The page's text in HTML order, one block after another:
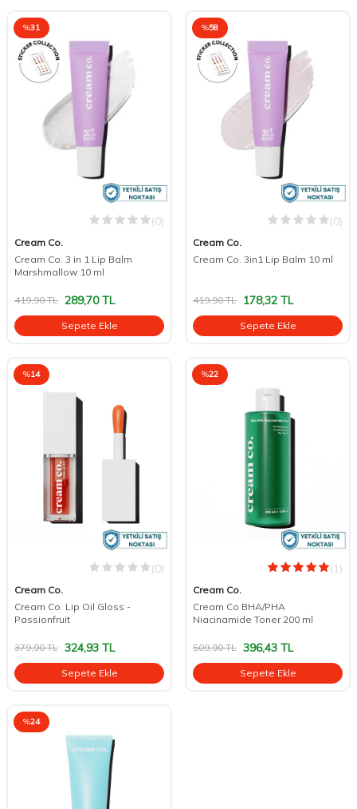
%31
(0)
Cream Co.
Cream Co. 3 in 1 Lip Balm
Marshmallow 10 ml
419,90TL 289,70TL
Sepete Ekle
%58
(0)
Cream Co.
Cream Co. 3in1 Lip Balm 10 ml
419,90TL 178,32 TL
Sepete Ekle
%14
(0)
Cream Co.
Cream Co. Lip Oil Gloss -
Passionfruit
379,90TL 324,93 TL
Sepete Ekle
%22
(1)
Cream Co.
Cream Co BHA/PHA
Niacinamide Toner 200 ml
509,90TL 396,43 TL
Sepete Ekle
%24